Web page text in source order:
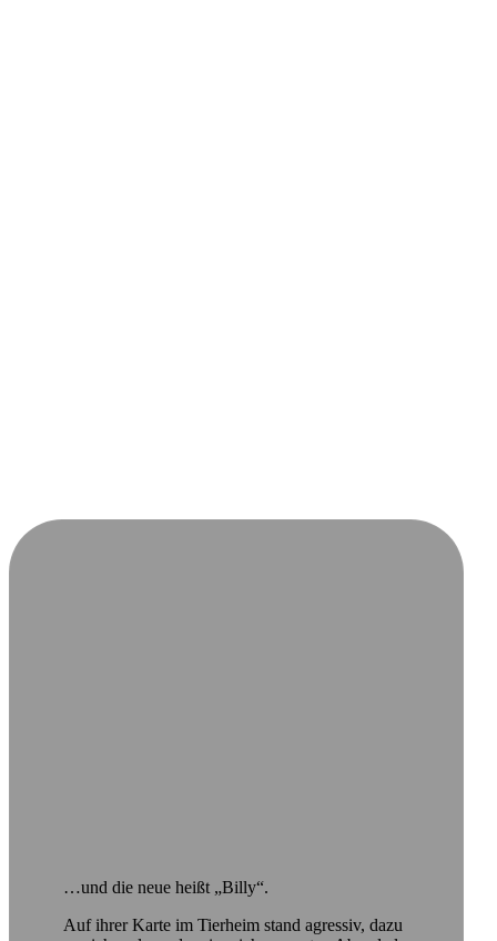
…und die neue heißt „Billy“.
Auf ihrer Karte im Tierheim stand agressiv, dazu